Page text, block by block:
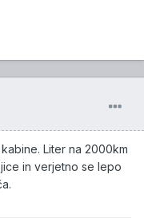
Liter na 2000km
in verjetno se lepo